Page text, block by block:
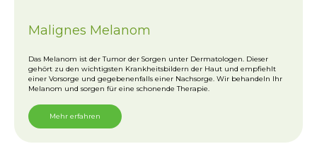
Malignes Melanom
Das Melanom ist der Tumor der Sorgen unter Dermatologen. Dieser
gehört zu den wichtigsten Krankheitsbildern der Haut und empfiehlt
einer Vorsorge und gegebenenfalls einer Nachsorge. Wir behandeln Ihr
Melanom und sorgen für eine schonende Therapie.
Mehr erfahren